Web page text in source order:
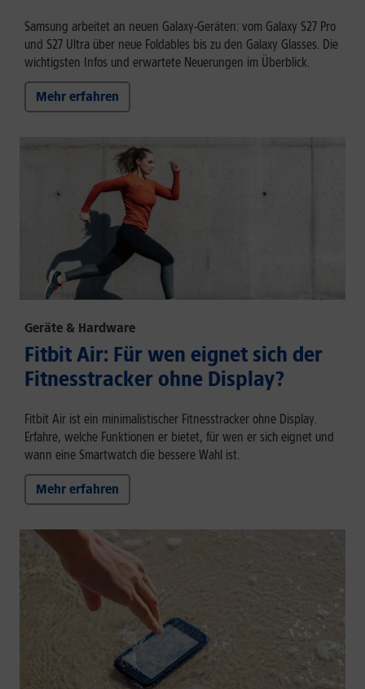
Samsung arbeitet an neuen Galaxy-Geräten: vom Galaxy S27 Pro
und S27 Ultra über neue Foldables bis zu den Galaxy Glasses. Die
wichtigsten Infos und erwartete Neuerungen im Überblick.
Mehr erfahren
Geräte & Hardware
Fitbit Air: Für wen eignet sich der
Fitnesstracker ohne Display?
Fitbit Air ist ein minimalistischer Fitnesstracker ohne Display.
Erfahre, welche Funktionen er bietet, für wen er sich eignet und
wann eine Smartwatch die bessere Wahl ist.
Mehr erfahren